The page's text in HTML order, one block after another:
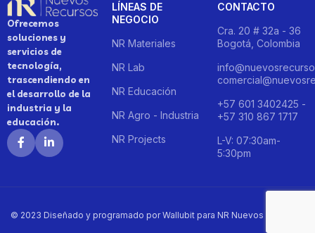
Ofrecemos
soluciones y
servicios de
tecnología,
trascendiendo en
el desarrollo de la
industria y la
educación.
LÍNEAS DE
NEGOCIO
NR Materiales
NR Lab
NR Educación
NR Agro - Industria
NR Projects
CONTACTO
Cra. 20 # 32a - 36
Bogotá, Colombia
+57 601 3402425 -
+57 310 867 1717
L-V: 07:30am-
5:30pm
© 2023 Diseñado y programado por Wallubit para NR Nuevos Recursos